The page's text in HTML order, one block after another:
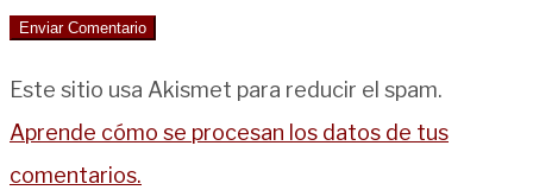
Este sitio usa Akismet para reducir el spam.
Aprende cómo se procesan los datos de tus
comentarios.